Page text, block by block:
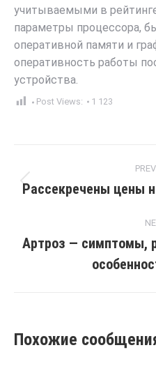
учитываемыми в
параметры процессора,
оперативной памяти и
оперативность работы
устройства.
Post Views: 1 123
navigation
Рассекречены цены
Артроз — симптомы,
Похожие